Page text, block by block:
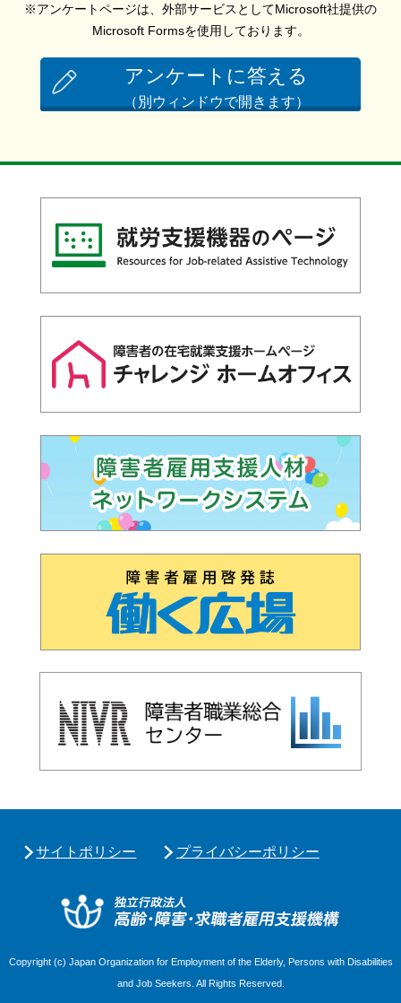
※アンケートページは、外部サービスとしてMicrosoft社提供の
Microsoft Formsを使用しております。
アンケートに答える
（別ウィンドウで開きます）
サイトポリシー プライバシーポリシー
Copyright (c) Japan Organization for Employment of the Elderly, Persons with Disabilities
and Job Seekers. All Rights Reserved.